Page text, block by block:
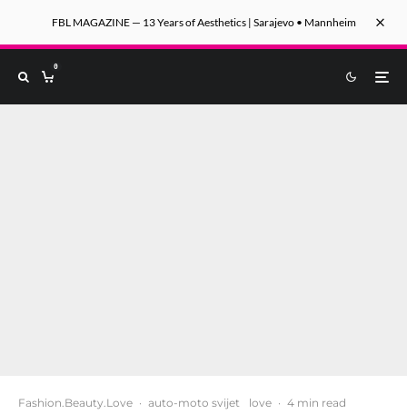
FBL MAGAZINE — 13 Years of Aesthetics | Sarajevo • Mannheim
0
Fashion.Beauty.Love · auto-moto svijet love · 4 min read